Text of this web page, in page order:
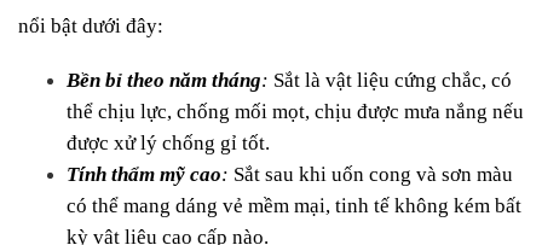
nổi bật dưới đây:
Bền bỉ theo năm tháng: Sắt là vật liệu cứng chắc, có
thể chịu lực, chống mối mọt, chịu được mưa nắng nếu
được xử lý chống gỉ tốt.
Tính thẩm mỹ cao: Sắt sau khi uốn cong và sơn màu
có thể mang dáng vẻ mềm mại, tinh tế không kém bất
kỳ vật liệu cao cấp nào.